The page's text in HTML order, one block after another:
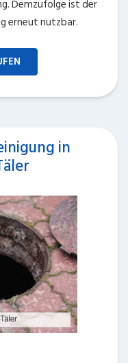
Demzufolge ist der
erneut nutzbar.
in